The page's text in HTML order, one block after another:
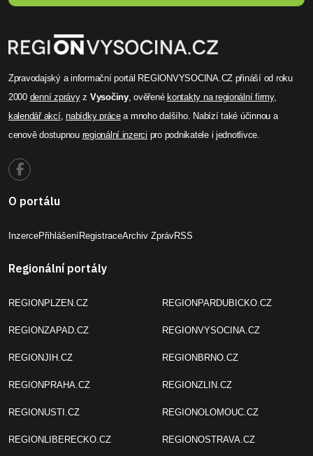
Zpravodajský a informační portál REGIONVYSOCINA.CZ přináší od roku
2000 denní zprávyz Vysočiny, ověřené kontakty na regionální firmy,
kalendář akcí,nabídky prácea mnoho dalšího. Nabízí také účinnou a
cenově dostupnou regionální inzerci pro podnikatele i jednotlivce.
O portálu
InzercePřihlášeníRegistraceArchiv ZprávRSS
Regionální portály
REGIONPLZEN.CZ
REGIONZAPAD.CZ
REGIONJIH.CZ
REGIONPRAHA.CZ
REGIONUSTI.CZ
REGIONLIBERECKO.CZ
REGIONPARDUBICKO.CZ
REGIONVYSOCINA.CZ
REGIONBRNO.CZ
REGIONZLIN.CZ
REGIONOLOMOUC.CZ
REGIONOSTRAVA.CZ